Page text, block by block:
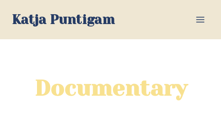
InhaltKatja Puntigam
Documentary